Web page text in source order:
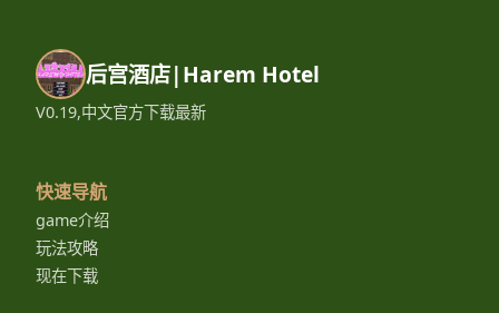
后宫酒店|Harem Hotel
V0.19,中文官方下载最新
快速导航
game介绍
玩法攻略
现在下载